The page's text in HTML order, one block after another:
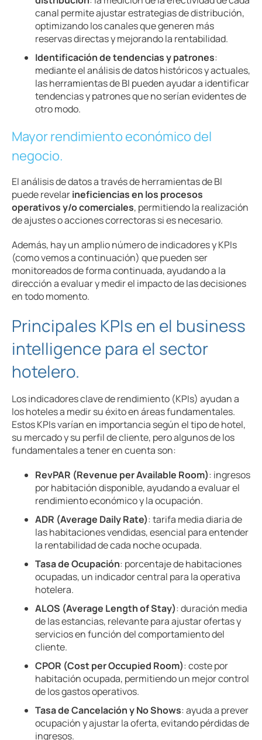
canal permite ajustar estrategias de distribución,
optimizando los canales que generen más
reservas directas y mejorando la rentabilidad.
Identificación de tendencias y patrones:
mediante el análisis de datos históricos y actuales,
las herramientas de BI pueden ayudar a identificar
tendencias y patrones que no serían evidentes de
otro modo.
Mayor rendimiento económico del
negocio.
El análisis de datos a través de herramientas de BI
puede revelarineficiencias en los procesos
operativos y/o comerciales, permitiendo la realización
de ajustes o acciones correctoras si es necesario.
Además, hay un amplio número de indicadores y KPIs
(como vemos a continuación) que pueden ser
monitoreados de forma continuada, ayudando a la
dirección a evaluar y medir el impacto de las decisiones
en todo momento.
Principales KPIs en el business
intelligence para el sector
hotelero.
Los indicadores clave de rendimiento (KPIs) ayudan a
los hoteles a medir su éxito en áreas fundamentales.
Estos KPIs varían en importancia según el tipo de hotel,
su mercado y su perfil de cliente, pero algunos de los
fundamentales a tener en cuenta son:
RevPAR (Revenue per Available Room): ingresos
por habitación disponible, ayudando a evaluar el
rendimiento económico y la ocupación.
ADR (Average Daily Rate): tarifa media diaria de
las habitaciones vendidas, esencial para entender
la rentabilidad de cada noche ocupada.
Tasa de Ocupación: porcentaje de habitaciones
ocupadas, un indicador central para la operativa
hotelera.
ALOS (Average Length of Stay): duración media
de las estancias, relevante para ajustar ofertas y
servicios en función del comportamiento del
cliente.
CPOR (Cost per Occupied Room): coste por
habitación ocupada, permitiendo un mejor control
de los gastos operativos.
Tasa de Cancelación y No Shows: ayuda a prever
ocupación y ajustar la oferta, evitando pérdidas de
ingresos.